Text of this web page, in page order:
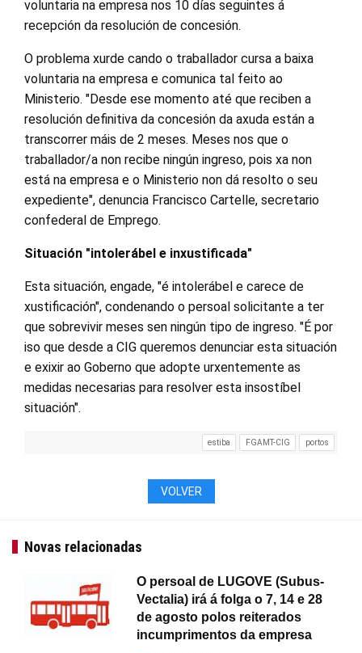
voluntaria na empresa nos 10 días seguintes á
recepción da resolución de concesión.
O problema xurde cando o traballador cursa a baixa
voluntaria na empresa e comunica tal feito ao
Ministerio. "Desde ese momento até que reciben a
resolución definitiva da concesión da axuda están a
transcorrer máis de 2 meses. Meses nos que o
traballador/a non recibe ningún ingreso, pois xa non
está na empresa e o Ministerio non dá resolto o seu
expediente", denuncia Francisco Cartelle, secretario
confederal de Emprego.
Situación "intolerábel e inxustificada"
Esta situación, engade, "é intolerábel e carece de
xustificación", condenando o persoal solicitante a ter
que sobrevivir meses sen ningún tipo de ingreso. "É por
iso que desde a CIG queremos denunciar esta situación
e exixir ao Goberno que adopte urxentemente as
medidas necesarias para resolver esta insostíbel
situación".
estiba FGAMT-CIG portos
VOLVER
Novas relacionadas
O persoal de LUGOVE (Subus-
Vectalia) irá á folga o 7, 14 e 28
de agosto polos reiterados
incumprimentos da empresa